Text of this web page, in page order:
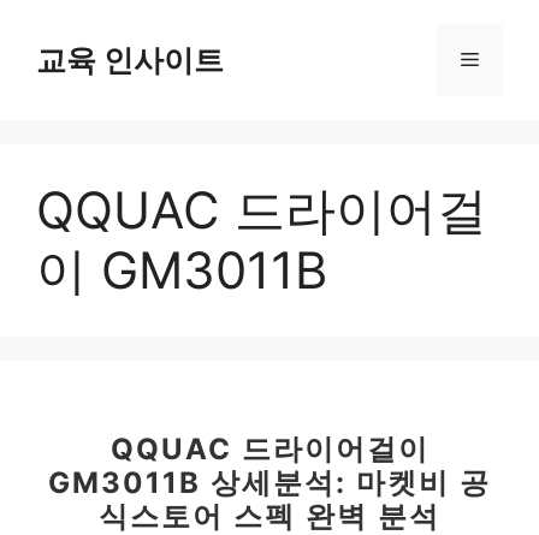
교육 인사이트 메
QQUAC 드라이어걸
이 GM3011B
QQUAC 드라이어걸이
GM3011B 상세분석: 마켓비 공
식스토어 스펙 완벽 분석